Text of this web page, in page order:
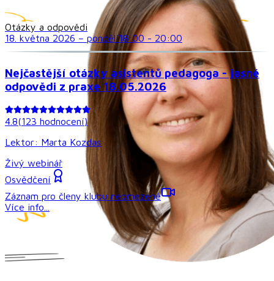
Otázky a odpovědi
18. května 2026 – pondělí18:00- 20:00
Nejčastější otázky asistentů pedagoga - jasné
odpovědi z praxe 18.05.2026
4.8(123 hodnocení)
Lektor: Marta Kozdas
Živý webinář
Osvědčení
Záznam pro členy klubu neomezeně
Více info...